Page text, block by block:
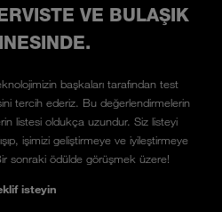
VE BULAŞIK
başkaları tarafından test
tercih ederiz. Bu değerlendirmelerin
listesi oldukça uzundur. Siz listeyi
işimizi geliştirmeye ve iyileştirmeye
sonraki ödülde görüşmek üzere!
isteyin